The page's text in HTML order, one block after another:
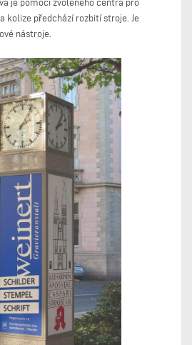
je pomocí zvoleného centra pro
kolize předchází rozbití stroje. Je
nástroje.